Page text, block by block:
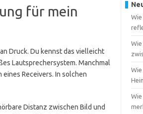
für mein
Druck. Du kennst das vielleicht
Lautsprechersystem. Manchmal
Receivers. In solchen
Distanz zwischen Bild und